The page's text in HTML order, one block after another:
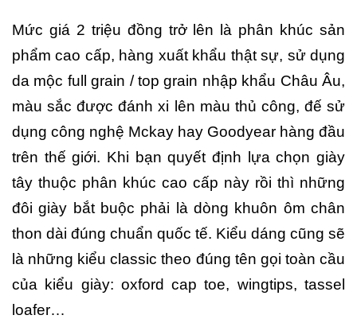
Mức giá 2 triệu đồng trở lên là phân khúc sản
phẩm cao cấp, hàng xuất khẩu thật sự, sử dụng
da mộc full grain / top grain nhập khẩu Châu Âu,
màu sắc được đánh xi lên màu thủ công, đế sử
dụng công nghệ Mckay hay Goodyear hàng đầu
trên thế giới. Khi bạn quyết định lựa chọn giày
tây thuộc phân khúc cao cấp này rồi thì những
đôi giày bắt buộc phải là dòng khuôn ôm chân
thon dài đúng chuẩn quốc tế. Kiểu dáng cũng sẽ
là những kiểu classic theo đúng tên gọi toàn cầu
của kiểu giày: oxford cap toe, wingtips, tassel
loafer…